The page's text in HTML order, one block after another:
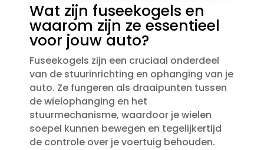
Wat zijn fuseekogels en
waarom zijn ze essentieel
voor jouw auto?
Fuseekogels zijn een cruciaal onderdeel
van de stuurinrichting en ophanging van je
auto.​ Ze fungeren als draaipunten tussen
de wielophanging en het
stuurmechanisme, waardoor je wielen
soepel kunnen bewegen en tegelijkertijd
de controle over je voertuig behouden.​